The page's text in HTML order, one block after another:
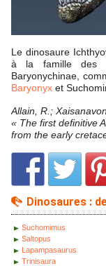
Le dinosaure
à la famille des
Baryonychinae,
Baryonyx et
Allain, R.;
« The first definitive
from the early
Dinosaures :
Suchomimus
Saltopus
Lapampasaurus
Trinisaura